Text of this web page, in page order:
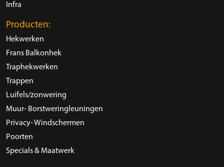
Infra
Producten:
Hekwerken
Frans Balkonhek
Traphekwerken
Trappen
Luifels/zonwering
Muur- Borstweringleuningen
Privacy- Windschermen
Poorten
Specials & Maatwerk